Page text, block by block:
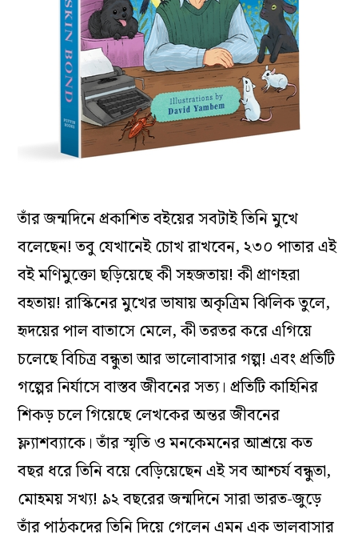
তাঁর জন্মদিনে প্রকাশিত বইয়ের সবটাই তিনি মুখে
বলেছেন! তবু যেখানেই চোখ রাখবেন, ২৩০ পাতার এই
বই মণিমুক্তো ছড়িয়েছে কী সহজতায়! কী প্রাণহরা
বহতায়! রাস্কিনের মুখের ভাষায় অকৃত্রিম ঝিলিক তুলে,
হৃদয়ের পাল বাতাসে মেলে, কী তরতর করে এগিয়ে
চলেছে বিচিত্র বন্ধুতা আর ভালোবাসার গল্প! এবং প্রতিটি
গল্পের নির্যাসে বাস্তব জীবনের সত্য। প্রতিটি কাহিনির
শিকড় চলে গিয়েছে লেখকের অন্তর জীবনের
ফ্ল্যাশব্যাকে। তাঁর স্মৃতি ও মনকেমনের আশ্রয়ে কত
বছর ধরে তিনি বয়ে বেড়িয়েছেন এই সব আশ্চর্য বন্ধুতা,
মোহময় সখ্য! ৯২ বছরের জন্মদিনে সারা ভারত-জুড়ে
তাঁর পাঠকদের তিনি দিয়ে গেলেন এমন এক ভালবাসার